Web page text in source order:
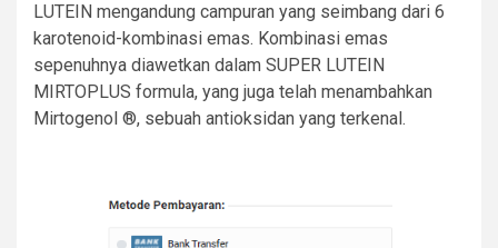
LUTEIN mengandung campuran yang seimbang dari 6
karotenoid-kombinasi emas. Kombinasi emas
sepenuhnya diawetkan dalam SUPER LUTEIN
MIRTOPLUS formula, yang juga telah menambahkan
Mirtogenol ®, sebuah antioksidan yang terkenal.